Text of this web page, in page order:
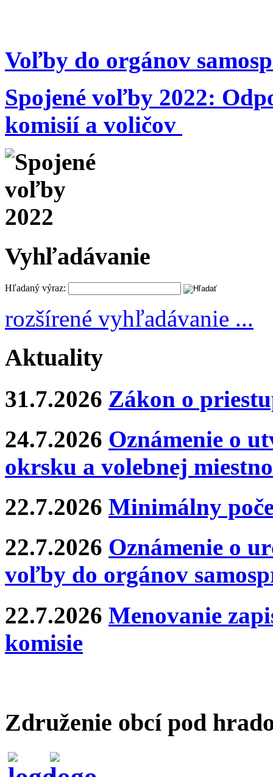
Voľby do orgánov
Spojené voľby 2022:
komisií a voličov
Vyhľadávanie
Hľadaný výraz:
rozšírené vyhľadávanie ...
Aktuality
31.7.2026 Zákon o
24.7.2026 Oznámenie o
okrsku a volebnej
22.7.2026 Minimálny
22.7.2026 Oznámenie o
voľby do orgánov
22.7.2026 Menovanie
komisie
Združenie obcí pod